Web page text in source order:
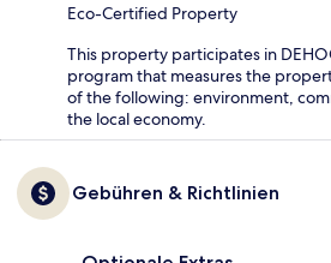
Eco-Certified Property
This property participates in
program that measures the
of the following: environment,
the local economy.
Gebühren & Richtlinien